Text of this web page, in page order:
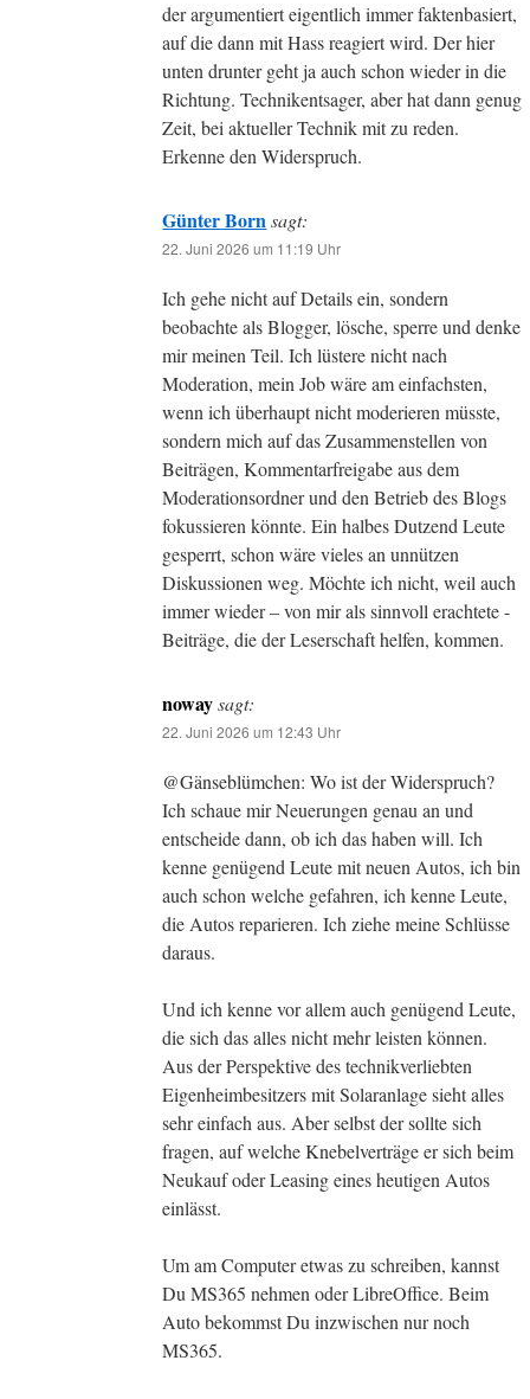
der argumentiert eigentlich immer faktenbasiert,
auf die dann mit Hass reagiert wird. Der hier
unten drunter geht ja auch schon wieder in die
Richtung. Technikentsager, aber hat dann genug
Zeit, bei aktueller Technik mit zu reden.
Erkenne den Widerspruch.
Günter Born sagt:
22. Juni 2026 um 11:19 Uhr
Ich gehe nicht auf Details ein, sondern
beobachte als Blogger, lösche, sperre und denke
mir meinen Teil. Ich lüstere nicht nach
Moderation, mein Job wäre am einfachsten,
wenn ich überhaupt nicht moderieren müsste,
sondern mich auf das Zusammenstellen von
Beiträgen, Kommentarfreigabe aus dem
Moderationsordner und den Betrieb des Blogs
fokussieren könnte. Ein halbes Dutzend Leute
gesperrt, schon wäre vieles an unnützen
Diskussionen weg. Möchte ich nicht, weil auch
immer wieder – von mir als sinnvoll erachtete -
Beiträge, die der Leserschaft helfen, kommen.
noway sagt:
22. Juni 2026 um 12:43 Uhr
@Gänseblümchen: Wo ist der Widerspruch?
Ich schaue mir Neuerungen genau an und
entscheide dann, ob ich das haben will. Ich
kenne genügend Leute mit neuen Autos, ich bin
auch schon welche gefahren, ich kenne Leute,
die Autos reparieren. Ich ziehe meine Schlüsse
daraus.
Und ich kenne vor allem auch genügend Leute,
die sich das alles nicht mehr leisten können.
Aus der Perspektive des technikverliebten
Eigenheimbesitzers mit Solaranlage sieht alles
sehr einfach aus. Aber selbst der sollte sich
fragen, auf welche Knebelverträge er sich beim
Neukauf oder Leasing eines heutigen Autos
einlässt.
Um am Computer etwas zu schreiben, kannst
Du MS365 nehmen oder LibreOffice. Beim
Auto bekommst Du inzwischen nur noch
MS365.